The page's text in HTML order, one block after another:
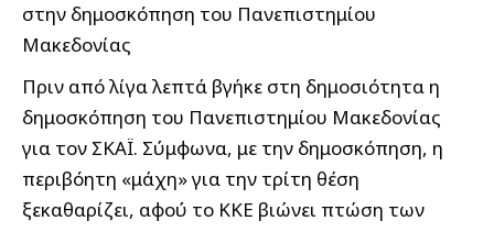
Πριν από λίγα λεπτά βγήκε στη δημοσιότητα η
δημοσκόπηση του Πανεπιστημίου Μακεδονίας
για τον ΣΚΑΪ. Σύμφωνα, με την δημοσκόπηση, η
περιβόητη «μάχη» για την τρίτη θέση
ξεκαθαρίζει, αφού το ΚΚΕ βιώνει πτώση των